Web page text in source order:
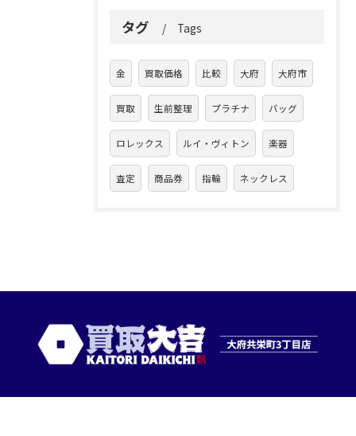
タグ Tags
金 買取価格 比較 大府 大府市
買取 生前整理 プラチナ バッグ
ロレックス ルイ・ヴィトン 楽器
査定 商品券 指輪 ネックレス